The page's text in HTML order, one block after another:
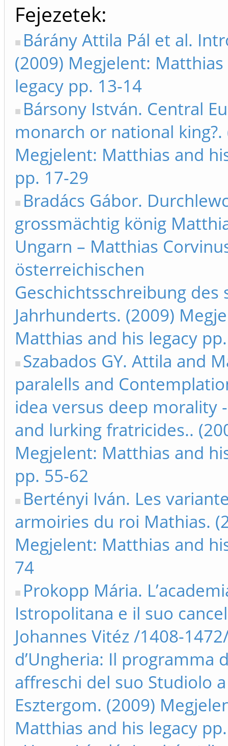
Fejezetek
Bárány Attila Pál et al.
(2009) Megjelent:
legacy pp. 13-14
Bársony István. Central
monarch or national king?.
Megjelent: Matthias and
pp. 17-29
Bradács Gábor.
grossmächtig könig
Ungarn – Matthias
österreichischen
Geschichtsschreibung des
Jahrhunderts. (2009)
Matthias and his legacy
Szabados GY. Attila and
paralells and
idea versus deep morality
and lurking fratricides..
Megjelent: Matthias and
pp. 55-62
Bertényi Iván. Les
armoiries du roi Mathias.
Megjelent: Matthias and
74
Prokopp Mária.
Istropolitana e il suo
Johannes Vitéz /1408-
d’Ungheria: Il programma
affreschi del suo Studiolo a
Esztergom. (2009)
Matthias and his legacy